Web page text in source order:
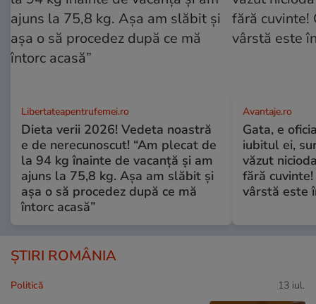
Libertateapentrufemei.ro
Dieta verii 2026! Vedeta noastră
e de nerecunoscut! “Am plecat de
la 94 kg înainte de vacanță și am
ajuns la 75,8 kg. Așa am slăbit și
așa o să procedez după ce mă
întorc acasă”
Avantaje.ro
Gata, e
iubitul ei,
văzut
fără
vârstă este
ȘTIRI ROMÂNIA
Politică 13 iul.